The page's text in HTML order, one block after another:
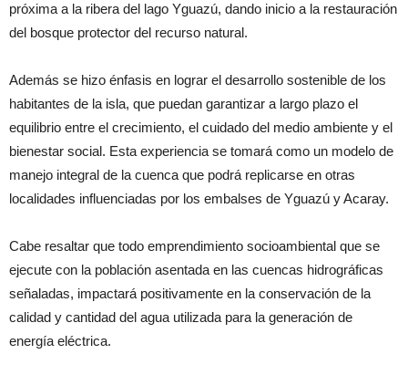
próxima a la ribera del lago Yguazú, dando inicio a la restauración
del bosque protector del recurso natural.
Además se hizo énfasis en lograr el desarrollo sostenible de los
habitantes de la isla, que puedan garantizar a largo plazo el
equilibrio entre el crecimiento, el cuidado del medio ambiente y el
bienestar social. Esta experiencia se tomará como un modelo de
manejo integral de la cuenca que podrá replicarse en otras
localidades influenciadas por los embalses de Yguazú y Acaray.
Cabe resaltar que todo emprendimiento socioambiental que se
ejecute con la población asentada en las cuencas hidrográficas
señaladas, impactará positivamente en la conservación de la
calidad y cantidad del agua utilizada para la generación de
energía eléctrica.